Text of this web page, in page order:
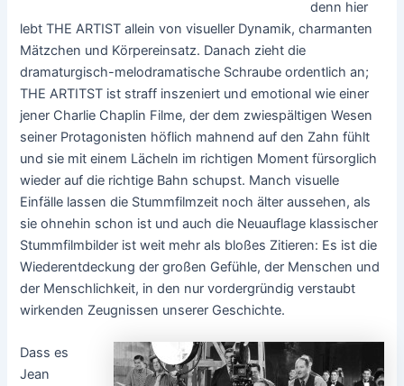
denn hier
lebt THE ARTIST allein von visueller Dynamik, charmanten
Mätzchen und Körpereinsatz. Danach zieht die
dramaturgisch-melodramatische Schraube ordentlich an;
THE ARTITST ist straff inszeniert und emotional wie einer
jener Charlie Chaplin Filme, der dem zwiespältigen Wesen
seiner Protagonisten höflich mahnend auf den Zahn fühlt
und sie mit einem Lächeln im richtigen Moment fürsorglich
wieder auf die richtige Bahn schupst. Manch visuelle
Einfälle lassen die Stummfilmzeit noch älter aussehen, als
sie ohnehin schon ist und auch die Neuauflage klassischer
Stummfilmbilder ist weit mehr als bloßes Zitieren: Es ist die
Wiederentdeckung der großen Gefühle, der Menschen und
der Menschlichkeit, in den nur vordergründig verstaubt
wirkenden Zeugnissen unserer Geschichte.
Dass es
Jean